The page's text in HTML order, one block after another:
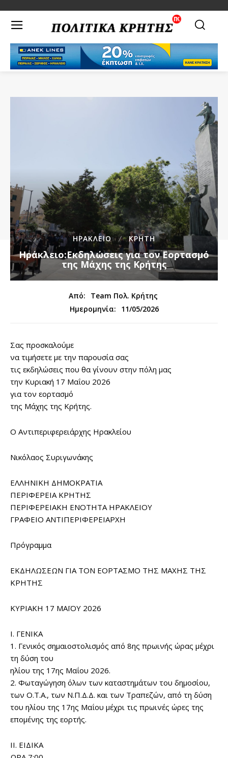
ΗΡΑΚΛΕΙΟ ΚΡΗΤΗ
Ηράκλειο:Εκδηλώσεις για τον Εορτασμό
της Μάχης της Κρήτης
Από:
Team Πολ. Κρήτης
Ημερομηνία:
11/05/2026
Σας προσκαλούμε
να τιμήσετε με την παρουσία σας
τις εκδηλώσεις που θα γίνουν στην πόλη μας
την Κυριακή 17 Μαΐου 2026
για τον εορτασμό
της Μάχης της Κρήτης.
O Αντιπεριφερειάρχης Ηρακλείου
Νικόλαος Συριγωνάκης
ΕΛΛΗΝΙΚΗ ΔΗΜΟΚΡΑΤΙΑ
ΠΕΡΙΦΕΡΕΙΑ ΚΡΗΤΗΣ
ΠΕΡΙΦΕΡΕΙΑΚΗ ΕΝΟΤΗΤΑ ΗΡΑΚΛΕΙΟΥ
ΓΡΑΦΕΙΟ ΑΝΤΙΠΕΡΙΦΕΡΕΙΑΡΧΗ
Πρόγραμμα
ΕΚΔΗΛΩΣΕΩΝ ΓΙΑ ΤOΝ ΕΟΡΤΑΣΜΟ ΤΗΣ ΜΑΧΗΣ ΤΗΣ
ΚΡΗΤΗΣ
ΚΥΡΙΑΚΗ 17 ΜΑΪΟΥ 2026
Ι. ΓΕΝΙΚΑ
1. Γενικός σημαιοστολισμός από 8ης πρωινής ώρας μέχρι
τη δύση του
ηλίου της 17ης Μαΐου 2026.
2. Φωταγώγηση όλων των καταστημάτων του δημοσίου,
των Ο.Τ.Α., των Ν.Π.Δ.Δ. και των Τραπεζών, από τη δύση
του ηλίου της 17ης Μαΐου μέχρι τις πρωινές ώρες της
επομένης της εορτής.
II. ΕΙΔΙΚΑ